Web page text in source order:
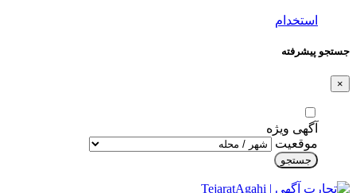
استخدام
جستجو پیشرفته
×
آگهی ویژه
موقعیت
جستجو